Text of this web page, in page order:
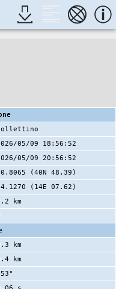
05/09 18:56:52
05/09 20:56:52
(40N 48.39)
(14E 07.62)
km
km
km